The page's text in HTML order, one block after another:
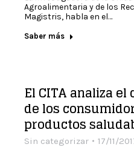
Agroalimentaria y de los
Magistris, habla en el…
Saber más
El CITA analiza
de los
productos
Sin categorizar 17/11/